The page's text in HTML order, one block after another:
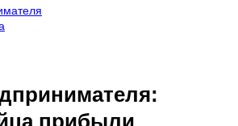
прибыли